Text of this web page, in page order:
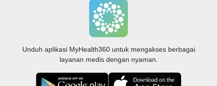
Unduh aplikasi MyHealth360 untuk mengakses berbagai
layanan medis dengan nyaman.